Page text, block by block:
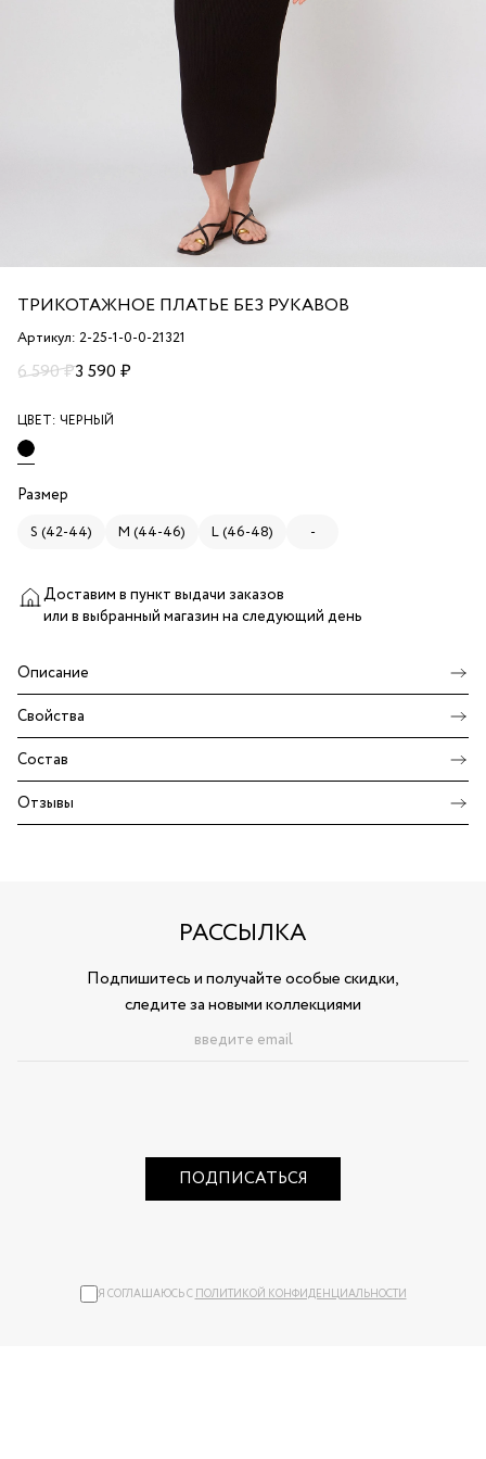
ТРИКОТАЖНОЕ ПЛАТЬЕ БЕЗ РУКАВОВ
Артикул: 2-25-1-0-0-21321
6 590 ₽3 590 ₽
ЦВЕТ: ЧЕРНЫЙ
Размер
S (42-44) M (44-46) L (46-48) -
Доставим в пункт выдачи заказов
или в выбранный магазин на следующий день
Описание
Свойства
Состав
Отзывы
РАССЫЛКА
Подпишитесь и получайте особые скидки,
следите за новыми коллекциями
ПОДПИСАТЬСЯ
Я СОГЛАШАЮСЬ СПОЛИТИКОЙ КОНФИДЕНЦИАЛЬНОСТИ